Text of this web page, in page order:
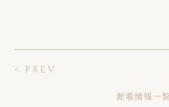
< PREV
新着情報一